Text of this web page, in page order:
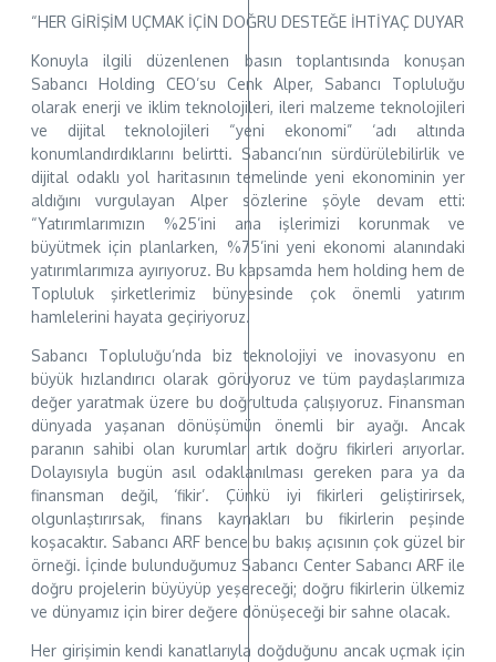
“HER GİRİŞİM UÇMAK İÇİN DOĞRU DESTEĞE İHTİYAÇ DUYAR
Konuyla ilgili düzenlenen basın toplantısında konuşan
Sabancı Holding CEO’su Cenk Alper, Sabancı Topluluğu
olarak enerji ve iklim teknolojileri, ileri malzeme teknolojileri
ve dijital teknolojileri “yeni ekonomi” ‘adı altında
konumlandırdıklarını belirtti. Sabancı’nın sürdürülebilirlik ve
dijital odaklı yol haritasının temelinde yeni ekonominin yer
aldığını vurgulayan Alper sözlerine şöyle devam etti:
“Yatırımlarımızın %25’ini ana işlerimizi korunmak ve
büyütmek için planlarken, %75’ini yeni ekonomi alanındaki
yatırımlarımıza ayırıyoruz. Bu kapsamda hem holding hem de
Topluluk şirketlerimiz bünyesinde çok önemli yatırım
hamlelerini hayata geçiriyoruz.
Sabancı Topluluğu’nda biz teknolojiyi ve inovasyonu en
büyük hızlandırıcı olarak görüyoruz ve tüm paydaşlarımıza
değer yaratmak üzere bu doğrultuda çalışıyoruz. Finansman
dünyada yaşanan dönüşümün önemli bir ayağı. Ancak
paranın sahibi olan kurumlar artık doğru fikirleri arıyorlar.
Dolayısıyla bugün asıl odaklanılması gereken para ya da
finansman değil, ‘fikir’. Çünkü iyi fikirleri geliştirirsek,
olgunlaştırırsak, finans kaynakları bu fikirlerin peşinde
koşacaktır. Sabancı ARF bence bu bakış açısının çok güzel bir
örneği. İçinde bulunduğumuz Sabancı Center Sabancı ARF ile
doğru projelerin büyüyüp yeşereceği; doğru fikirlerin ülkemiz
ve dünyamız için birer değere dönüşeceği bir sahne olacak.
Her girişimin kendi kanatlarıyla doğduğunu ancak uçmak için